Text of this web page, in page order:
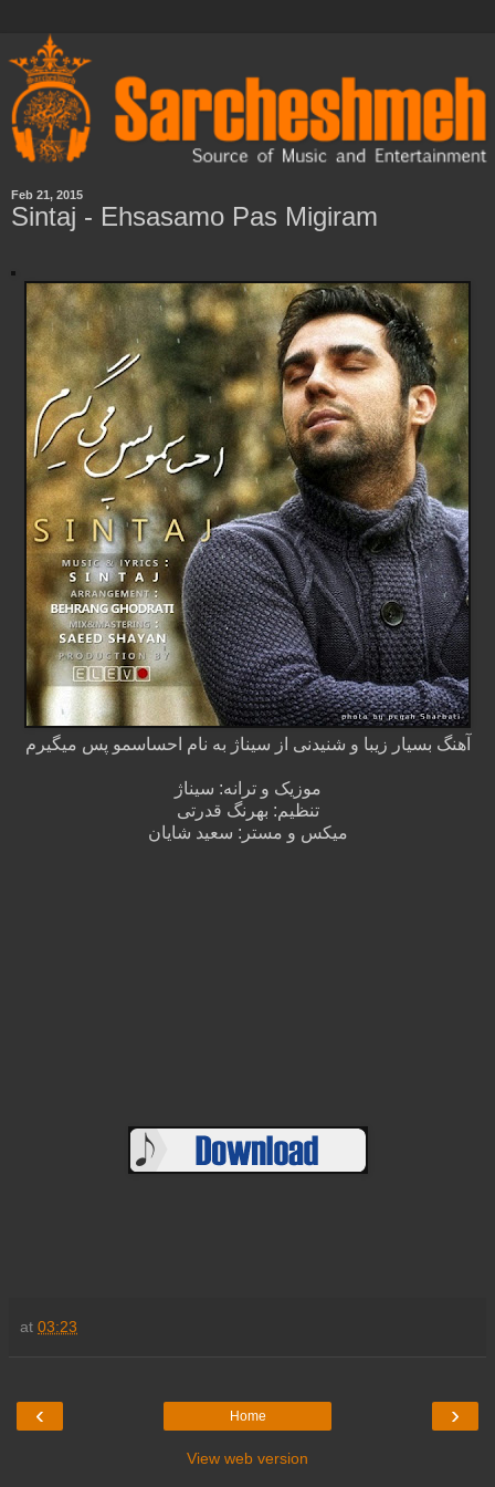
Feb 21, 2015
Sintaj - Ehsasamo Pas Migiram
آهنگ بسیار زیبا و شنیدنی از سیناژ به نام احساسمو پس میگیرم
موزیک و ترانه: سیناژ
تنظیم: بهرنگ قدرتی
میکس و مستر: سعید شایان
at 03:23
‹ ›
Home
View web version